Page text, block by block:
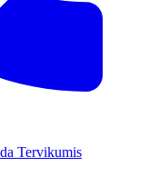
Tervikumis